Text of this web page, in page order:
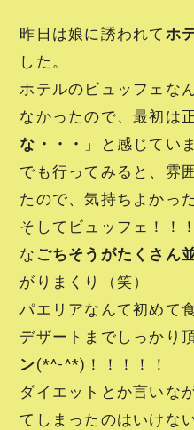
昨日は娘に誘われて ホ
した。
ホテルのビュッフェな
なかったので、最初は
な・・・
」と感じてい
でも行ってみると、雰
たので、気持ちよかっ
そしてビュッフェ！！
な ごちそうがたくさん
がりまくり（笑）
パエリアなんて初めて
デザートまでしっかり
ン(*^-^*)！！！！！
ダイエットとか言いな
てしまったのはいけな